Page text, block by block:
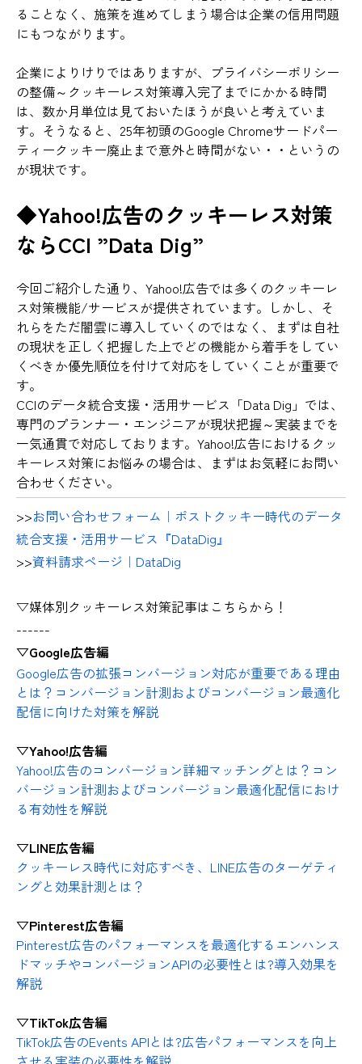
ることなく、施策を進めてしまう場合は企業の信用問題
にもつながります。
企業によりけりではありますが、プライバシーポリシー
の整備～クッキーレス対策導入完了までにかかる時間
は、数か月単位は見ておいたほうが良いと考えていま
す。そうなると、25年初頭のGoogle Chromeサードパー
ティークッキー廃止まで意外と時間がない・・というの
が現状です。
◆Yahoo!広告のクッキーレス対策
ならCCI ”Data Dig”
今回ご紹介した通り、Yahoo!広告では多くのクッキーレ
ス対策機能/サービスが提供されています。しかし、そ
れらをただ闇雲に導入していくのではなく、まずは自社
の現状を正しく把握した上でどの機能から着手をしてい
くべきか優先順位を付けて対応をしていくことが重要で
す。
CCIのデータ統合支援・活用サービス「Data Dig」では、
専門のプランナー・エンジニアが現状把握～実装までを
一気通貫で対応しております。Yahoo!広告におけるクッ
キーレス対策にお悩みの場合は、まずはお気軽にお問い
合わせください。
>>お問い合わせフォーム｜ポストクッキー時代のデータ
統合支援・活用サービス『DataDig』
>>資料請求ページ｜DataDig
▽媒体別クッキーレス対策記事はこちらから！
------
▽Google広告編
Google広告の拡張コンバージョン対応が重要である理由
とは？コンバージョン計測およびコンバージョン最適化
配信に向けた対策を解説
▽Yahoo!広告編
Yahoo!広告のコンバージョン詳細マッチングとは？コン
バージョン計測およびコンバージョン最適化配信におけ
る有効性を解説
▽LINE広告編
クッキーレス時代に対応すべき、LINE広告のターゲティ
ングと効果計測とは？
▽Pinterest広告編
Pinterest広告のパフォーマンスを最適化するエンハンス
ドマッチやコンバージョンAPIの必要性とは?導入効果を
解説
▽TikTok広告編
TikTok広告のEvents APIとは?広告パフォーマンスを向上